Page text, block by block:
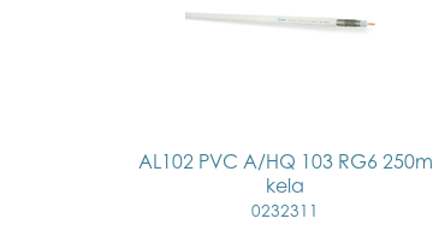
AL102 PVC A/HQ 103 RG6 250m
kela
0232311